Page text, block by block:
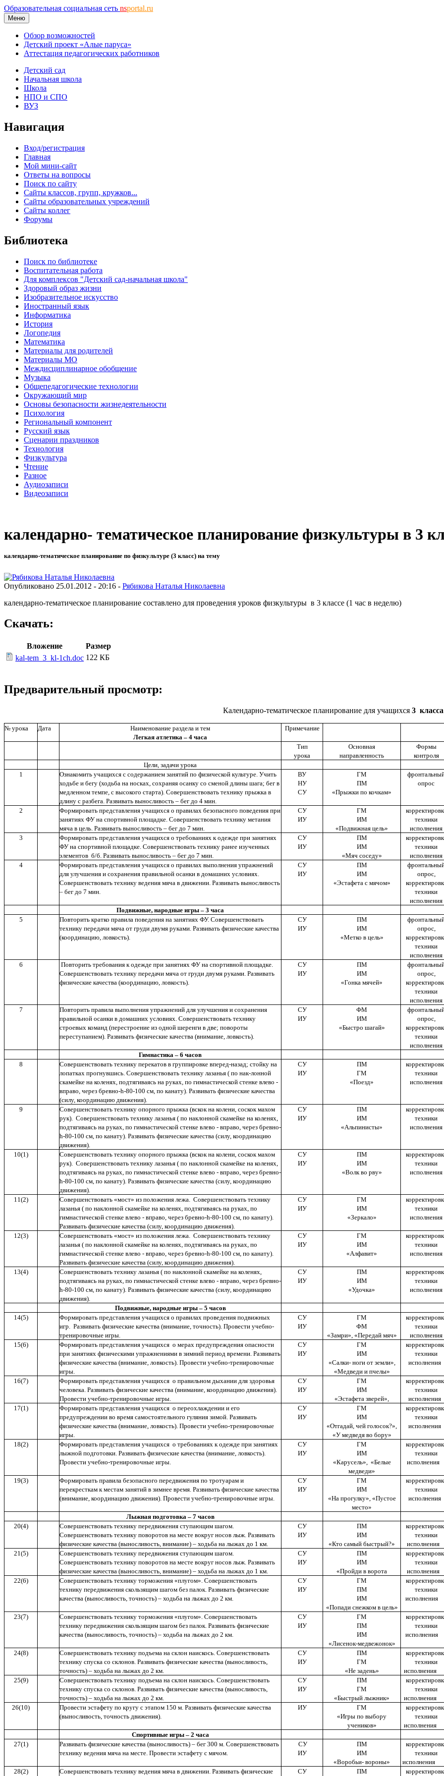
Образовательная социальная сеть nsportal.ru
Меню
Обзор возможностей
Детский проект «Алые паруса»
Аттестация педагогических работников
Детский сад
Начальная школа
Школа
НПО и СПО
ВУЗ
Навигация
Вход/регистрация
Главная
Мой мини-сайт
Ответы на вопросы
Поиск по сайту
Сайты классов, групп, кружков...
Сайты образовательных учреждений
Сайты коллег
Форумы
Библиотека
Поиск по библиотеке
Воспитательная работа
Для комплексов "Детский сад-начальная школа"
Здоровый образ жизни
Изобразительное искусство
Иностранный язык
Информатика
История
Логопедия
Математика
Материалы для родителей
Материалы МО
Междисциплинарное обобщение
Музыка
Общепедагогические технологии
Окружающий мир
Основы безопасности жизнедеятельности
Психология
Региональный компонент
Русский язык
Сценарии праздников
Технология
Физкультура
Чтение
Разное
Аудиозаписи
Видеозаписи
календарно- тематическое планирование физкультуры в 3
календарно-тематическое планирование по физкультуре (3 класс) на тему
Опубликовано 25.01.2012 - 20:16 - Рябикова Наталья Николаевна
календарно-тематическое планирование составлено для проведения уроков физкультуры в 3 классе (1 час в неделю)
Скачать:
Вложение
Размер
kal-tem_3_kl-1ch.doc 122 КБ
Предварительный просмотр:
Календарно-тематическое планирование для учащихся 3 класса
№ урока Дата
Наименование раздела и тем
Легкая атлетика – 4 часа
Примечание
Тип
урока
Основная
направленность
Формы
контроля
Цели, задачи урока
1
Ознакомить учащихся с содержанием занятий по физической культуре. Учить
ходьбе и бегу (ходьба на носках, сохраняя осанку со сменой длины шага; бег в
медленном темпе, с высокого старта). Совершенствовать технику прыжка в
длину с разбега. Развивать выносливость – бег до 4 мин.
ВУ
НУ
СУ
ГМ
ПМ
«Прыжки по кочкам»
опрос
2
Формировать представления учащихся о правилах безопасного поведения при
занятиях ФУ на спортивной площадке. Совершенствовать технику метания
мяча в цель. Развивать выносливость – бег до 7 мин.
СУ
ИУ
ГМ
ИМ
«Подвижная цель»
техники
исполнения
3
Формировать представления учащихся о требованиях к одежде при занятиях
ФУ на спортивной площадке. Совершенствовать технику ранее изученных
элементов б/б. Развивать выносливость – бег до 7 мин.
СУ
ИУ
ПМ
ИМ
«Мяч соседу»
техники
исполнения
4
Формировать представления учащихся о правилах выполнения упражнений
для улучшения и сохранения правильной осанки в домашних условиях.
Совершенствовать технику ведения мяча в движении. Развивать выносливость
– бег до 7 мин.
СУ
ИУ
ПМ
ИМ
«Эстафета с мячом»
опрос,
техники
исполнения
Подвижные, народные игры – 3 часа
5
Повторить кратко правила поведения на занятиях ФУ. Совершенствовать
технику передачи мяча от груди двумя руками. Развивать физические качества
(координацию, ловкость).
СУ
ИУ
ПМ
ИМ
«Метко в цель»
опрос,
техники
исполнения
6
Повторить требования к одежде при занятиях ФУ на спортивной площадке.
Совершенствовать технику передачи мяча от груди двумя руками. Развивать
физические качества (координацию, ловкость).
СУ
ИУ
ПМ
ИМ
«Гонка мячей»
опрос,
техники
исполнения
7
Повторить правила выполнения упражнений для улучшения и сохранения
правильной осанки в домашних условиях. Совершенствовать технику
строевых команд (перестроение из одной шеренги в две; повороты
переступанием). Развивать физические качества (внимание, ловкость).
СУ
ИУ
ФМ
ИМ
«Быстро шагай»
опрос,
техники
исполнения
Гимнастика – 6 часов
8
Совершенствовать технику перекатов в группировке вперед-назад; стойку на
лопатках прогнувшись. Совершенствовать технику лазанья ( по нак-лонной
скамейке на коленях, подтягиваясь на руках, по гимнастической стенке влево -
вправо, через бревно-h-80-100 см, по канату). Развивать физические качества
(силу, координацию движения).
СУ
ИУ
ПМ
ГМ
«Поезд»
техники
исполнения
9
Совершенствовать технику опорного прыжка (вскок на колени, соскок махом
рук). Совершенствовать технику лазанья ( по наклонной скамейке на коленях,
подтягиваясь на руках, по гимнастической стенке влево - вправо, через бревно-
h-80-100 см, по канату). Развивать физические качества (силу, координацию
движения).
СУ
ИУ
ПМ
ИМ
«Альпинисты»
техники
исполнения
10(1)
Совершенствовать технику опорного прыжка (вскок на колени, соскок махом
рук). Совершенствовать технику лазанья ( по наклонной скамейке на коленях,
подтягиваясь на руках, по гимнастической стенке влево - вправо, через бревно-
h-80-100 см, по канату). Развивать физические качества (силу, координацию
движения).
СУ
ИУ
ПМ
ИМ
«Волк во рву»
техники
исполнения
11(2)
Совершенствовать «мост» из положения лежа. Совершенствовать технику
лазанья ( по наклонной скамейке на коленях, подтягиваясь на руках, по
гимнастической стенке влево - вправо, через бревно-h-80-100 см, по канату).
Развивать физические качества (силу, координацию движения).
СУ
ИУ
ГМ
ИМ
«Зеркало»
техники
исполнения
12(3)
Совершенствовать «мост» из положения лежа. Совершенствовать технику
лазанья ( по наклонной скамейке на коленях, подтягиваясь на руках, по
гимнастической стенке влево - вправо, через бревно-h-80-100 см, по канату).
Развивать физические качества (силу, координацию движения).
СУ
ИУ
ГМ
ИМ
«Алфавит»
техники
исполнения
13(4)
Совершенствовать технику лазанья ( по наклонной скамейке на коленях,
подтягиваясь на руках, по гимнастической стенке влево - вправо, через бревно-
h-80-100 см, по канату). Развивать физические качества (силу, координацию
движения).
СУ
ИУ
ПМ
ИМ
«Удочка»
техники
исполнения
Подвижные, народные игры – 5 часов
14(5)
Формировать представления учащихся о правилах проведения подвижных
игр. Развивать физические качества (внимание, точность). Провести учебно-
тренировочные игры.
СУ
ИУ
ГМ
ФМ
«Замри», «Передай мяч»
техники
исполнения
15(6)
Формировать представления учащихся о мерах предупреждения опасности
при занятиях физическими упражнениями в зимний период времени. Развивать
физические качества (внимание, ловкость). Провести учебно-тренировочные
игры.
СУ
ИУ
ГМ
ИМ
«Салки- ноги от земли»,
«Медведи и пчелы»
техники
исполнения
16(7)
Формировать представления учащихся о правильном дыхании для здоровья
человека. Развивать физические качества (внимание, координацию движения).
Провести учебно-тренировочные игры.
СУ
ИУ
ГМ
ИМ
«Эстафета зверей»,
техники
исполнения
17(1)
Формировать представления учащихся о переохлаждении и его
предупреждении во время самостоятельного гуляния зимой. Развивать
физические качества (внимание, ловкость). Провести учебно-тренировочные
игры.
СУ
ИУ
ГМ
ИМ
«Отгадай, чей голосок?»,
«У медведя во бору»
техники
исполнения
18(2)
Формировать представления учащихся о требованиях к одежде при занятиях
лыжной подготовки. Развивать физические качества (внимание, ловкость).
Провести учебно-тренировочные игры.
СУ
ИУ
ГМ
ИМ
«Карусель», «Белые
медведи»
техники
19(3)
Формировать правила безопасного передвижения по тротуарам и
перекресткам к местам занятий в зимнее время. Развивать физические качества
(внимание, координацию движения). Провести учебно-тренировочные игры.
СУ
ИУ
ГМ
ИМ
«На прогулку», «Пустое
место»
техники
исполнения
Лыжная подготовка – 7 часов
20(4)
Совершенствовать технику передвижения ступающим шагом.
Совершенствовать технику поворотов на месте вокруг носов лыж. Развивать
физические качества (выносливость, внимание) – ходьба на лыжах до 1 км.
СУ
ИУ
ПМ
ИМ
«Кто самый быстрый?»
техники
21(5)
Совершенствовать технику передвижения ступающим шагом.
Совершенствовать технику поворотов на месте вокруг носов лыж. Развивать
физические качества (выносливость, внимание) – ходьба на лыжах до 1 км.
СУ
ИУ
ПМ
ИМ
«Пройди в ворота
техники
22(6)
Совершенствовать технику торможения «плугом». Совершенствовать
технику передвижения скользящим шагом без палок. Развивать физические
качества (выносливость, точность) – ходьба на лыжах до 2 км.
СУ
ИУ
ГМ
ПМ
ИМ
«Попади снежком в цель»
техники
23(7)
Совершенствовать технику торможения «плугом». Совершенствовать
технику передвижения скользящим шагом без палок. Развивать физические
качества (выносливость, точность) – ходьба на лыжах до 2 км.
СУ
ИУ
ГМ
ПМ
ИМ
«Лисенок-медвежонок»
техники
24(8)
Совершенствовать технику подъема на склон наискось. Совершенствовать
технику спуска со склонов. Развивать физические качества (выносливость,
точность) – ходьба на лыжах до 2 км.
СУ
ИУ
ПМ
ГМ
«Не задень»
техники
25(9)
Совершенствовать технику подъема на склон наискось. Совершенствовать
технику спуска со склонов. Развивать физические качества (выносливость,
точность) – ходьба на лыжах до 2 км.
СУ
ИУ
ПМ
ГМ
«Быстрый лыжник»
техники
26(10)
Провести эстафету по кругу с этапом 150 м. Развивать физические качества
(выносливость, точность движения).
ИУ
ГМ
«Игры по выбору
учеников»
техники
Спортивные игры – 2 часа
27(1)
Развивать физические качества (выносливость) – бег 300 м. Совершенствовать
технику ведения мяча на месте. Провести эстафету с мячом.
СУ
ИУ
ПМ
ИМ
«Воробьи- вороны»
техники
28(2)
Совершенствовать технику ведения мяча в движении. Развивать физические СУ ПМ